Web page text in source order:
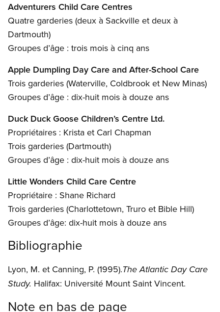
Adventurers Child Care Centres
Quatre garderies (deux à Sackville et deux à
Dartmouth)
Groupes d’âge : trois mois à cinq ans
Apple Dumpling Day Care and After-School Care
Trois garderies (Waterville, Coldbrook et New Minas)
Groupes d’âge : dix-huit mois à douze ans
Duck Duck Goose Children’s Centre Ltd.
Propriétaires : Krista et Carl Chapman
Trois garderies (Dartmouth)
Groupes d’âge : dix-huit mois à douze ans
Little Wonders Child Care Centre
Propriétaire : Shane Richard
Trois garderies (Charlottetown, Truro et Bible Hill)
Groupes d’âge: dix-huit mois à douze ans
Bibliographie
Lyon, M. et Canning, P. (1995).The Atlantic Day Care
Study. Halifax: Université Mount Saint Vincent.
Note en bas de page